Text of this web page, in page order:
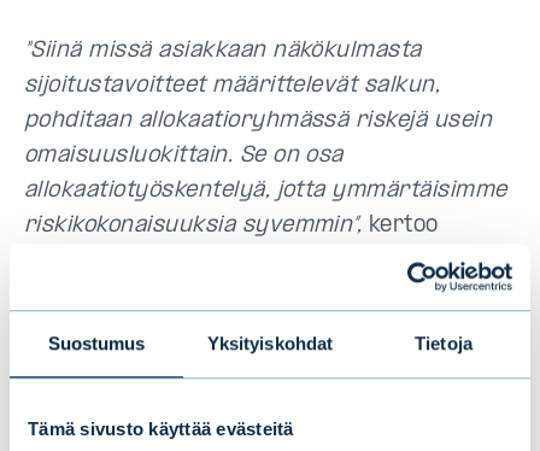
Suostumus Yksityiskohdat Tietoja
Tämä sivusto käyttää evästeitä
"Siinä missä asiakkaan näkökulmasta
sijoitustavoitteet määrittelevät salkun,
pohditaan allokaatioryhmässä riskejä usein
omaisuusluokittain. Se on osa
allokaatiotyöskentelyä, jotta ymmärtäisimme
riskikokonaisuuksia syvemmin”, kertoo
10 vuotta), kannattaa lähtökohtaisesti pitää
on selkeä riskipreemio eli sijoittaja saa